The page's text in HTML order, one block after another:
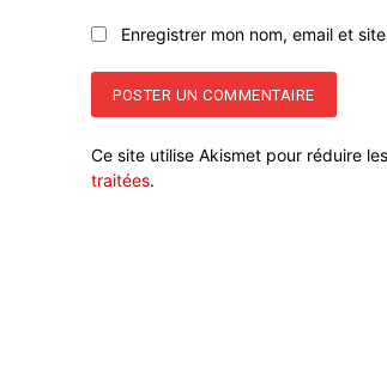
Enregistrer mon nom, email et
Ce site utilise Akismet pour réduire
traitées.